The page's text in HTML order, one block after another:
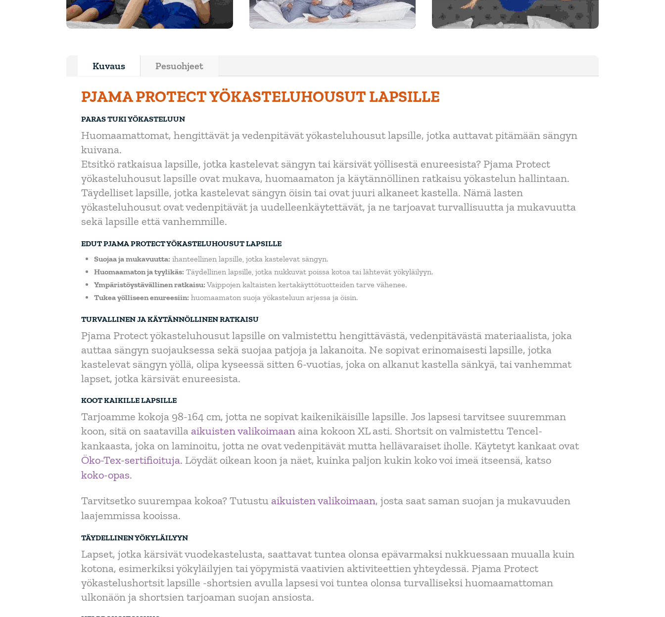
Kuvaus Pesuohjeet
PJAMA PROTECT YÖKASTELUHOUSUT LAPSILLE
PARAS TUKI YÖKASTELUUN
Huomaamattomat, hengittävät ja vedenpitävät yökasteluhousut lapsille, jotka auttavat pitämään sängyn
kuivana.
Etsitkö ratkaisua lapsille, jotka kastelevat sängyn tai kärsivät yöllisestä enureesista? Pjama Protect
yökasteluhousut lapsille ovat mukava, huomaamaton ja käytännöllinen ratkaisu yökastelun hallintaan.
Täydelliset lapsille, jotka kastelevat sängyn öisin tai ovat juuri alkaneet kastella. Nämä lasten
yökasteluhousut ovat vedenpitävät ja uudelleenkäytettävät, ja ne tarjoavat turvallisuutta ja mukavuutta
sekä lapsille että vanhemmille.
EDUT PJAMA PROTECT YÖKASTELUHOUSUT LAPSILLE
Suojaa ja mukavuutta: ihanteellinen lapsille, jotka kastelevat sängyn.
Huomaamaton ja tyylikäs: Täydellinen lapsille, jotka nukkuvat poissa kotoa tai lähtevät yökyläilyyn.
Ympäristöystävällinen ratkaisu: Vaippojen kaltaisten kertakäyttötuotteiden tarve vähenee.
Tukea yölliseen enureesiin: huomaamaton suoja yökasteluun arjessa ja öisin.
TURVALLINEN JA KÄYTÄNNÖLLINEN RATKAISU
Pjama Protect yökasteluhousut lapsille on valmistettu hengittävästä, vedenpitävästä materiaalista, joka
auttaa sängyn suojauksessa sekä suojaa patjoja ja lakanoita. Ne sopivat erinomaisesti lapsille, jotka
kastelevat sängyn yöllä, olipa kyseessä sitten 6-vuotias, joka on alkanut kastella sänkyä, tai vanhemmat
lapset, jotka kärsivät enureesista.
KOOT KAIKILLE LAPSILLE
Tarjoamme kokoja 98-164 cm, jotta ne sopivat kaikenikäisille lapsille. Jos lapsesi tarvitsee suuremman
koon, sitä on saatavilla aikuisten valikoimaan aina kokoon XL asti. Shortsit on valmistettu Tencel-
kankaasta, joka on laminoitu, jotta ne ovat vedenpitävät mutta hellävaraiset iholle. Käytetyt kankaat ovat
Öko-Tex-sertifioituja. Löydät oikean koon ja näet, kuinka paljon kukin koko voi imeä itseensä, katso
koko-opas.
Tarvitsetko suurempaa kokoa? Tutustu aikuisten valikoimaan, josta saat saman suojan ja mukavuuden
laajemmissa kooissa.
TÄYDELLINEN YÖKYLÄILYYN
Lapset, jotka kärsivät vuodekastelusta, saattavat tuntea olonsa epävarmaksi nukkuessaan muualla kuin
kotona, esimerkiksi yökyläilyjen tai yöpymistä vaativien aktiviteettien yhteydessä. Pjama Protect
yökastelushortsit lapsille -shortsien avulla lapsesi voi tuntea olonsa turvalliseksi huomaamattoman
ulkonäön ja shortsien tarjoaman suojan ansiosta.